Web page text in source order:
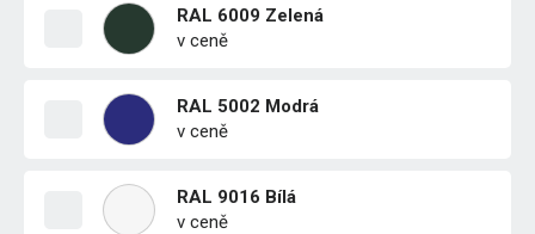
RAL 6009 Zelená
v ceně
RAL 5002 Modrá
v ceně
RAL 9016 Bílá
v ceně